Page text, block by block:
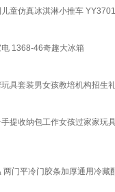
童仿真冰淇淋小推车
1368-46奇趣大冰箱
具套装男女孩教培机构招生
提收纳包工作女孩过家家玩
门平冷门胶条加厚通用冷